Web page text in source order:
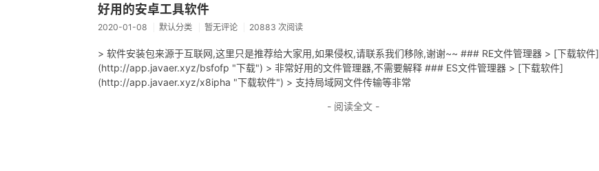
好用的安卓工具软件
2020-01-08 默认分类 暂无评论 20883 次阅读
> 软件安装包来源于互联网,这里只是推荐给大家用,如果侵权,请联系我们移除,谢谢~~ ### RE文件管理器 > [下载软件]
(http://app.javaer.xyz/bsfofp "下载") > 非常好用的文件管理器,不需要解释 ### ES文件管理器 > [下载软件]
(http://app.javaer.xyz/x8ipha "下载软件") > 支持局域网文件传输等非常
- 阅读全文 -